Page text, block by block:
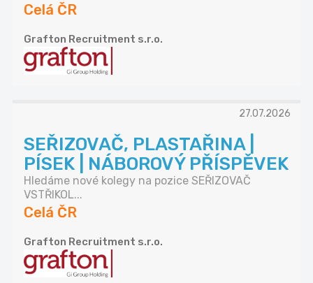
Celá ČR
Grafton Recruitment s.r.o.
27.07.2026
SEŘIZOVAČ, PLASTAŘINA |
PÍSEK | NÁBOROVÝ PŘÍSPĚVEK
Hledáme nové kolegy na pozice SEŘIZOVAČ
VSTŘIKOL...
Celá ČR
Grafton Recruitment s.r.o.